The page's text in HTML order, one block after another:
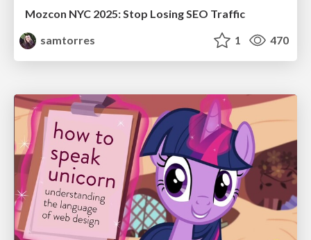
Mozcon NYC 2025: Stop Losing SEO Traffic
samtorres
1 470